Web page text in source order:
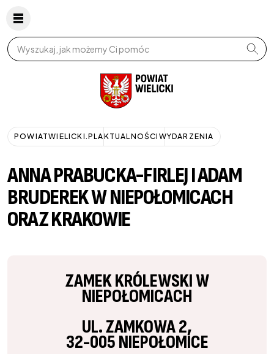
Wpisz szukaną frazę
POWIATWIELICKI.PLAKTUALNOŚCI WYDARZENIA
ANNA PRABUCKA-FIRLEJ I ADAM
BRUDEREK W NIEPOŁOMICACH
ORAZ KRAKOWIE
ZAMEK KRÓLEWSKI W
NIEPOŁOMICACH
UL. ZAMKOWA 2,
32-005 NIEPOŁOMICE